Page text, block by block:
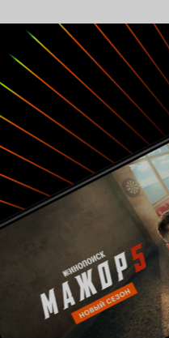
всего связанно с тем, что
Леонид Верещагин
создании картины Кэтрин
вдохновило его на
отечественного фильма о
уж если Голливуд взялся
творцам казалось бы сам
выход этого фильма в 2004
совершенно логичен. Так о чём же картина?
Подводная лодка
Северного флота
Великой отечественной, в
получает пробоины, тонет
глубине 72 метра.
гражданский теперь
полузатопленных отсеках
спастись. Всё это
прошлого героев,
поверхности и
разборкам героев в своих
жизнях. При чём если из